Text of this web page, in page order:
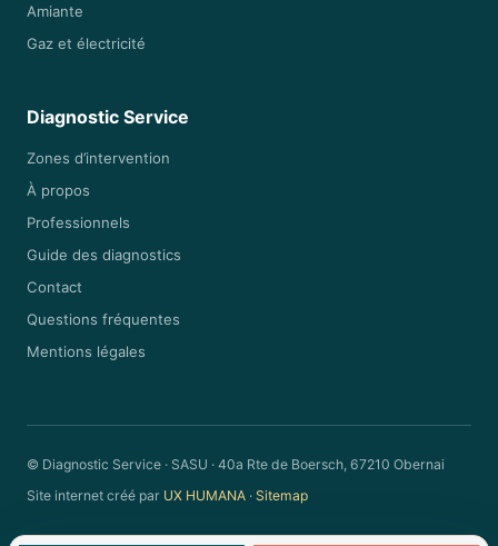
Amiante
Gaz et électricité
Diagnostic Service
Zones d’intervention
À propos
Professionnels
Guide des diagnostics
Contact
Questions fréquentes
Mentions légales
© Diagnostic Service · SASU · 40a Rte de Boersch, 67210 Obernai
Site internet créé par UX HUMANA · Sitemap